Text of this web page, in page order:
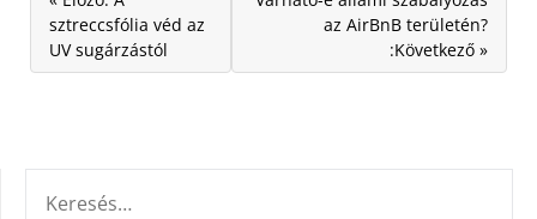
sztreccsfólia véd az
UV sugárzástól
az AirBnB területén?
:Következő »